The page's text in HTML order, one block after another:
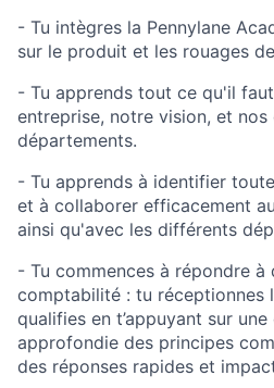
- Tu intègres la Pennylane
sur le produit et les rouages
- Tu apprends tout ce qu'il
entreprise, notre vision, et
départements.
- Tu apprends à identifier
et à collaborer efficacement
ainsi qu'avec les différents
- Tu commences à répondre à
comptabilité : tu réceptionnes
qualifies en t’appuyant sur
approfondie des principes
des réponses rapides et